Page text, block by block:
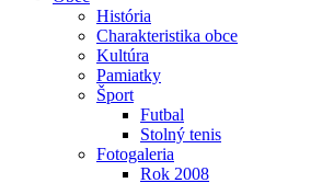
História
Charakteristika obce
Kultúra
Pamiatky
Šport
Futbal
Stolný tenis
Fotogaleria
Rok 2008